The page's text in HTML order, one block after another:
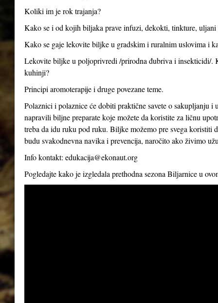
Koliki im je rok trajanja?
Kako se i od kojih biljaka prave infuzi, dekokti, tinkture, uljani
Kako se gaje lekovite biljke u gradskim i ruralnim uslovima i
Lekovite biljke u poljoprivredi /prirodna đubriva i insekticidi/.
kuhinji?
Principi aromoterapije i druge povezane teme.
Polaznici i polaznice će dobiti praktične savete o sakupljanju
napravili biljne preparate koje možete da koristite za ličnu
treba da idu ruku pod ruku. Biljke možemo pre svega koristiti
budu svakodnevna navika i prevencija, naročito ako živimo
Info kontakt: edukacija@ekonaut.org
Pogledajte kako je izgledala prethodna sezona Biljarnice u